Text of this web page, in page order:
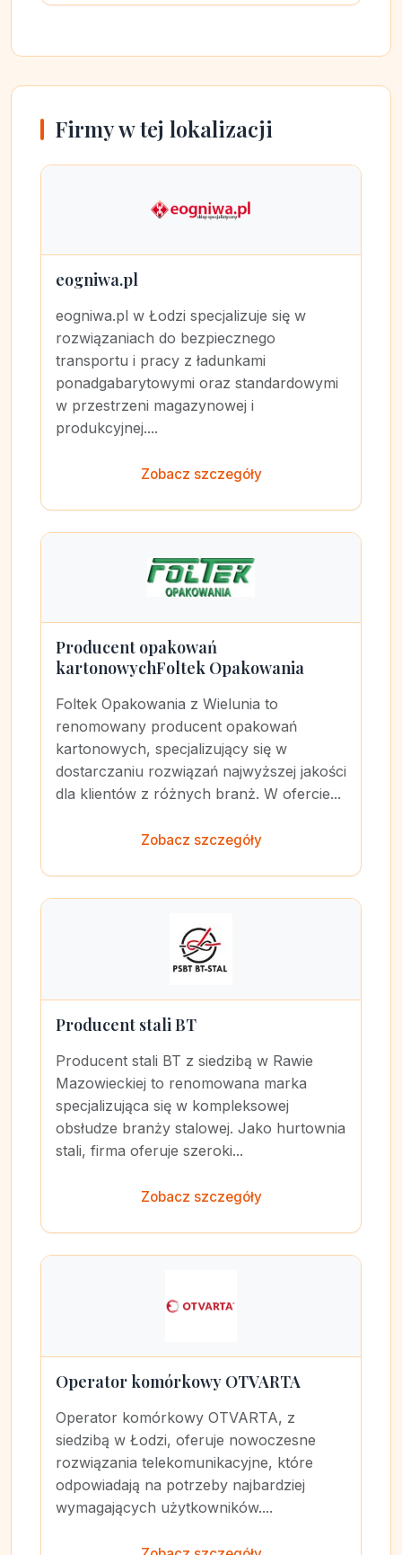
Firmy w tej lokalizacji
eogniwa.pl
eogniwa.pl w Łodzi specjalizuje się w
rozwiązaniach do bezpiecznego
transportu i pracy z ładunkami
ponadgabarytowymi oraz standardowymi
w przestrzeni magazynowej i
produkcyjnej....
Zobacz szczegóły
Producent opakowań
kartonowychFoltek Opakowania
Foltek Opakowania z Wielunia to
renomowany producent opakowań
kartonowych, specjalizujący się w
dostarczaniu rozwiązań najwyższej jakości
dla klientów z różnych branż. W ofercie...
Zobacz szczegóły
Producent stali BT
Producent stali BT z siedzibą w Rawie
Mazowieckiej to renomowana marka
specjalizująca się w kompleksowej
obsłudze branży stalowej. Jako hurtownia
stali, firma oferuje szeroki...
Zobacz szczegóły
Operator komórkowy OTVARTA
Operator komórkowy OTVARTA, z
siedzibą w Łodzi, oferuje nowoczesne
rozwiązania telekomunikacyjne, które
odpowiadają na potrzeby najbardziej
wymagających użytkowników....